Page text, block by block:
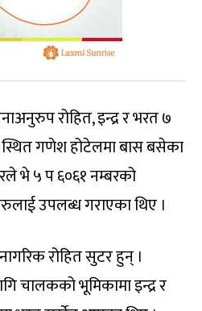
रोहित, इन्द्र र भरत ७
स्थित गणेश होटेलमा बास बसेका
भे ५ प ६०६१ नम्बरको
उपलब्ध गराएका थिए ।
रोहित सुटर हुन् ।
चालकको भूमिकामा इन्द्र र